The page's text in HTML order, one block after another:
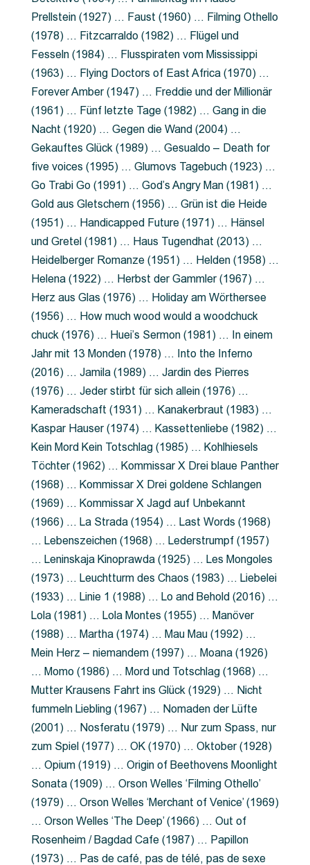
Prellstein (1927) … Faust (1960) … Filming Othello
(1978) … Fitzcarraldo (1982) … Flügel und
Fesseln (1984) … Flusspiraten vom Mississippi
(1963) … Flying Doctors of East Africa (1970) …
Forever Amber (1947) … Freddie und der Millionär
(1961) … Fünf letzte Tage (1982) … Gang in die
Nacht (1920) … Gegen die Wand (2004) …
Gekauftes Glück (1989) … Gesualdo – Death for
five voices (1995) … Glumovs Tagebuch (1923) …
Go Trabi Go (1991) … God’s Angry Man (1981) …
Gold aus Gletschern (1956) … Grün ist die Heide
(1951) … Handicapped Future (1971) … Hänsel
und Gretel (1981) … Haus Tugendhat (2013) …
Heidelberger Romanze (1951) … Helden (1958) …
Helena (1922) … Herbst der Gammler (1967) …
Herz aus Glas (1976) … Holiday am Wörthersee
(1956) … How much wood would a woodchuck
chuck (1976) … Huei’s Sermon (1981) … In einem
Jahr mit 13 Monden (1978) … Into the Inferno
(2016) … Jamila (1989) … Jardin des Pierres
(1976) … Jeder stirbt für sich allein (1976) …
Kameradschaft (1931) … Kanakerbraut (1983) …
Kaspar Hauser (1974) … Kassettenliebe (1982) …
Kein Mord Kein Totschlag (1985) … Kohlhiesels
Töchter (1962) … Kommissar X Drei blaue Panther
(1968) … Kommissar X Drei goldene Schlangen
(1969) … Kommissar X Jagd auf Unbekannt
(1966) … La Strada (1954) … Last Words (1968)
… Lebenszeichen (1968) … Lederstrumpf (1957)
… Leninskaja Kinoprawda (1925) … Les Mongoles
(1973) … Leuchtturm des Chaos (1983) … Liebelei
(1933) … Linie 1 (1988) … Lo and Behold (2016) …
Lola (1981) … Lola Montes (1955) … Manöver
(1988) … Martha (1974) … Mau Mau (1992) …
Mein Herz – niemandem (1997) … Moana (1926)
… Momo (1986) … Mord und Totschlag (1968) …
Mutter Krausens Fahrt ins Glück (1929) … Nicht
fummeln Liebling (1967) … Nomaden der Lüfte
(2001) … Nosferatu (1979) … Nur zum Spass, nur
zum Spiel (1977) … OK (1970) … Oktober (1928)
… Opium (1919) … Origin of Beethovens Moonlight
Sonata (1909) … Orson Welles ‘Filming Othello’
(1979) … Orson Welles ‘Merchant of Venice’ (1969)
… Orson Welles ‘The Deep’ (1966) … Out of
Rosenheim / Bagdad Cafe (1987) … Papillon
(1973) … Pas de café, pas de télé, pas de sexe